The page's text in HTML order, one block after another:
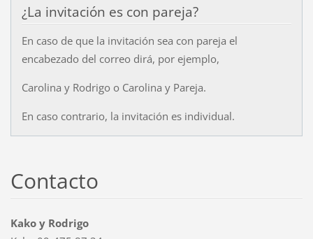
¿La invitación es con pareja?
En caso de que la invitación sea con pareja el
encabezado del correo dirá, por ejemplo,
Carolina y Rodrigo o Carolina y Pareja.
En caso contrario, la invitación es individual.
Contacto
Kako y Rodrigo